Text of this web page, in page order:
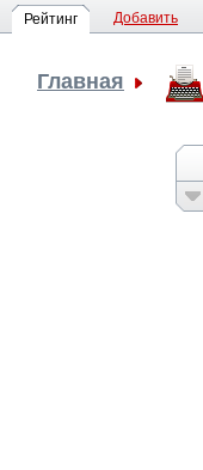
Рейтинг Добавить
Главная